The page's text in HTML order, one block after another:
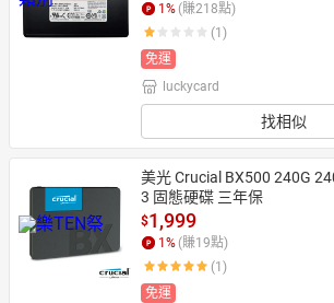
1 % (賺218點)
(1)
免運
luckycard
找相似
美光 Crucial BX500 240G
3 固態硬碟 三年保
$1,999
1 % (賺19點)
(1)
免運